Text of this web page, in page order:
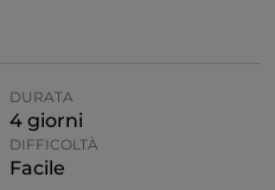
DURATA
4 giorni
DIFFICOLTÀ
Facile